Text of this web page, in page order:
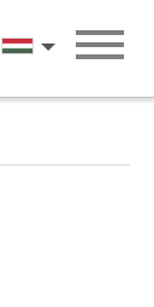
Magyar